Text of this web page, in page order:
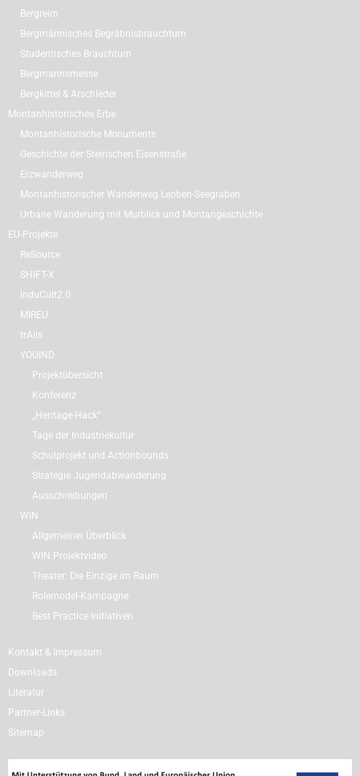
Bergreim
Bergmännisches Begräbnisbrauchtum
Studentisches Brauchtum
Bergmannsmesse
Bergkittel & Arschleder
Montanhistorisches Erbe
Montanhistorische Monumente
Geschichte der Steirischen Eisenstraße
Erzwanderweg
Montanhistorischer Wanderweg Leoben-Seegraben
Urbane Wanderung mit Murblick und Montangeschichte
EU-Projekte
ReSource
SHIFT-X
InduCult2.0
MIREU
trAils
YOUIND
Projektübersicht
Konferenz
„Heritage-Hack“
Tage der Industriekultur
Schulprojekt und Actionbounds
Strategie Jugendabwanderung
Ausschreibungen
WIN
Allgemeiner Überblick
WIN Projektvideo
Theater: Die Einzige im Raum
Rolemodel-Kampagne
Best Practice Initiativen
Kontakt & Impressum
Downloads
Literatur
Partner-Links
Sitemap